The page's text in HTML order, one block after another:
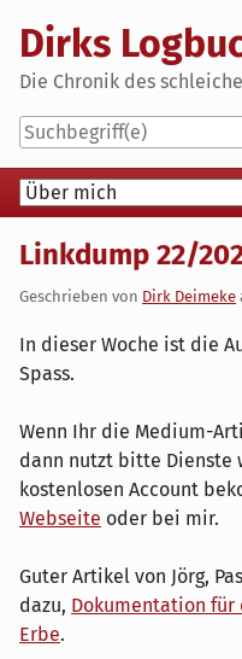
content
Dirks
Die Chronik des
Navigation
Linkdump 22/
Geschrieben von Dirk Deimeke
In dieser Woche ist die
Spass.
Wenn Ihr die Medium-
dann nutzt bitte Dienste
kostenlosen Account
Webseite oder bei mir.
Guter Artikel von Jörg,
dazu, Dokumentation
Erbe.